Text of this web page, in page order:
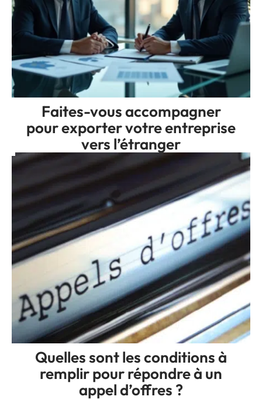
Faites-vous accompagner
pour exporter votre entreprise
vers l’étranger
Quelles sont les conditions à
remplir pour répondre à un
appel d’offres ?